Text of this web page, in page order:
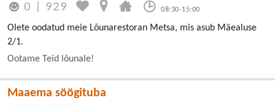
0 929 08:30-15:00
Olete oodatud meie Lõunarestoran Metsa, mis asub Mäealuse
2/1.
Ootame Teid lõunale!
Maaema söögituba